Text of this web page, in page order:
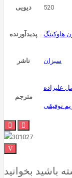
دیویی 520
پدیدآورنده هاوکینگ
ناشر سبزان
مترجم
علیزاده
توفیقی
باشید بخوانید